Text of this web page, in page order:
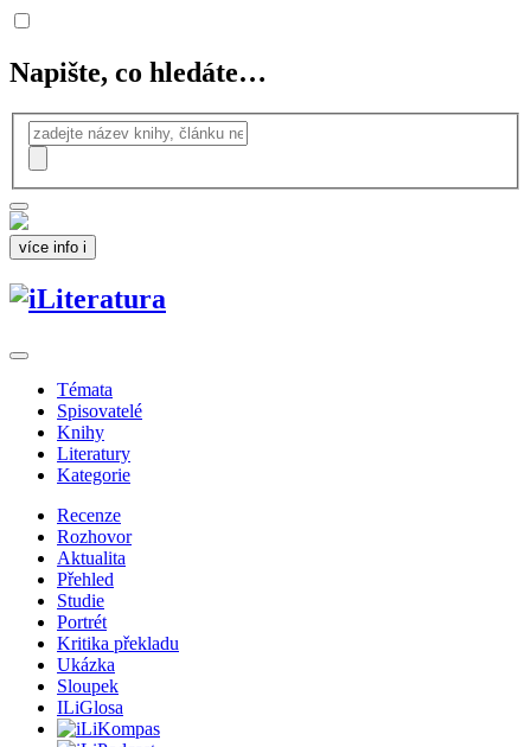
Napište, co hledáte…
více info i
Témata
Spisovatelé
Knihy
Literatury
Kategorie
Recenze
Rozhovor
Aktualita
Přehled
Studie
Portrét
Kritika překladu
Ukázka
Sloupek
ILiGlosa